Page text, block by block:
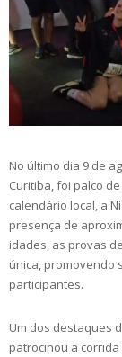
No último dia 9 de
Curitiba, foi palco
calendário local, a
presença de
idades, as provas
única, promovendo
participantes.
Um dos destaques
patrocinou a